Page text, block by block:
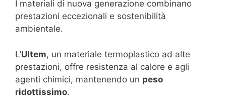
I materiali di nuova generazione combinano
prestazioni eccezionali e sostenibilità
ambientale.
L’Ultem, un materiale termoplastico ad alte
prestazioni, offre resistenza al calore e agli
agenti chimici, mantenendo un peso
ridottissimo.